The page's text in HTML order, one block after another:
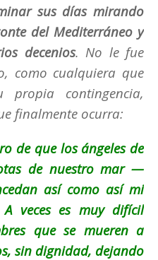
sus días mirando
del Mediterráneo y
decenios. No le fue
como cualquiera que
propia contingencia,
finalmente ocurra:
de que los ángeles de
de nuestro mar —
así como así mi
veces es muy difícil
que se mueren a
sin dignidad, dejando